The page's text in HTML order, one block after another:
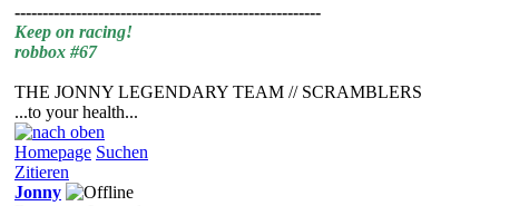
-------------------------------------------------------
Keep on racing!
robbox #67
THE JONNY LEGENDARY TEAM // SCRAMBLERS
...to your health...
Homepage Suchen
Zitieren
Jonny